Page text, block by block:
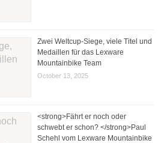
Zwei Weltcup-Siege, viele Titel und
Medaillen für das Lexware
Mountainbike Team
October 13, 2025
<strong>Fährt er noch oder
schwebt er schon? </strong>Paul
Schehl vom Lexware Mountainbike